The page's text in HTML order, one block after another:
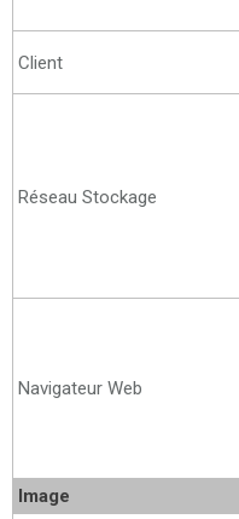
Client
Réseau Stockage
Navigateur Web
Image